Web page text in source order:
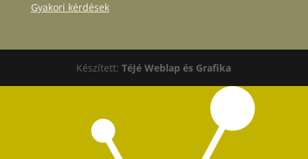
Gyakori kérdések
Készített:TéJé Weblap és Grafika